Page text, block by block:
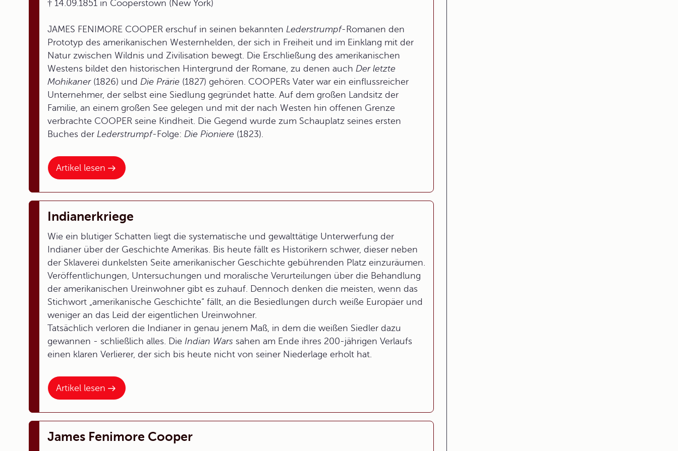
Artikel lesen
† 14.09.1851 in Cooperstown (New York)
JAMES FENIMORE COOPER erschuf in seinen bekannten Lederstrumpf- Romanen den
Prototyp des amerikanischen Westernhelden, der sich in Freiheit und im Einklang mit der
Natur zwischen Wildnis und Zivilisation bewegt. Die Erschließung des amerikanischen
Westens bildet den historischen Hintergrund der Romane, zu denen auch Der letzte
Mohikaner(1826) und Die Prärie (1827) gehören. COOPERs Vater war ein einflussreicher
Unternehmer, der selbst eine Siedlung gegründet hatte. Auf dem großen Landsitz der
Familie, an einem großen See gelegen und mit der nach Westen hin offenen Grenze
verbrachte COOPER seine Kindheit. Die Gegend wurde zum Schauplatz seines ersten
Buches der Lederstrumpf- Folge: Die Pioniere (1823).
Artikel lesen
Indianerkriege
Wie ein blutiger Schatten liegt die systematische und gewalttätige Unterwerfung der
Indianer über der Geschichte Amerikas. Bis heute fällt es Historikern schwer, dieser neben
der Sklaverei dunkelsten Seite amerikanischer Geschichte gebührenden Platz einzuräumen.
Veröffentlichungen, Untersuchungen und moralische Verurteilungen über die Behandlung
der amerikanischen Ureinwohner gibt es zuhauf. Dennoch denken die meisten, wenn das
Stichwort „amerikanische Geschichte“ fällt, an die Besiedlungen durch weiße Europäer und
weniger an das Leid der eigentlichen Ureinwohner.
Tatsächlich verloren die Indianer in genau jenem Maß, in dem die weißen Siedler dazu
gewannen - schließlich alles. Die Indian Wars sahen am Ende ihres 200-jährigen Verlaufs
einen klaren Verlierer, der sich bis heute nicht von seiner Niederlage erholt hat.
James Fenimore Cooper